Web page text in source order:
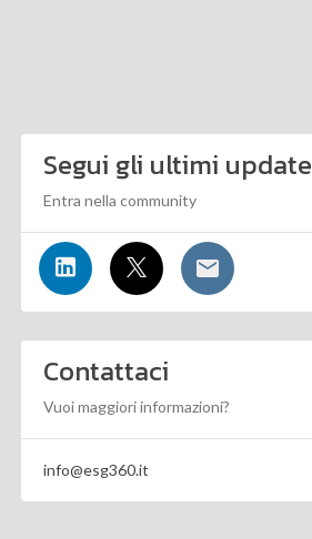
Segui gli ultimi update
Entra nella community
Contattaci
Vuoi maggiori informazioni?
info@esg360.it